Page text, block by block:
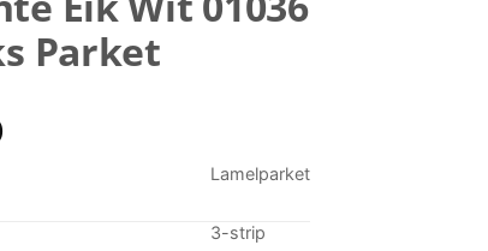
Parket
Huidige
Lamelparket
3-strip